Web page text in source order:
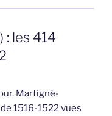
: les 414
Martigné-
1516-1522 vues